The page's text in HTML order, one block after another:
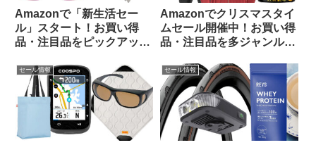
Amazonで「新生活セー
ル」スタート！お買い得
品・注目品をピックアップ
Amazonでクリスマスタイ
ムセール開催中！お買い得
品・注目品を多ジャンルか
します
セール情報 セール情報